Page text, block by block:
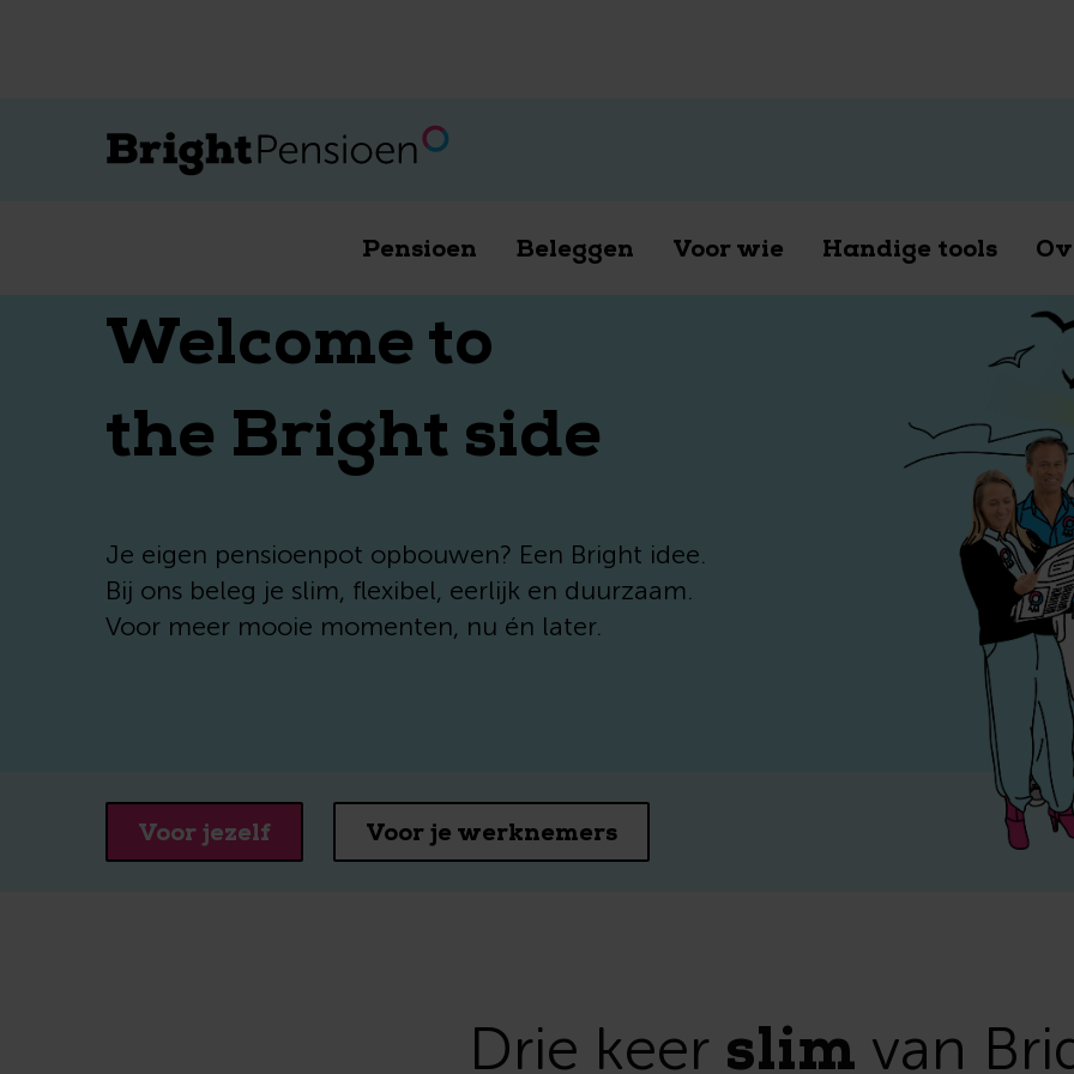
Pensioen Beleggen Voor wie Handige tools
Welcome to
the Bright side
Je eigen pensioenpot opbouwen? Een Bright idee.
Bij ons beleg je slim, flexibel, eerlijk en duurzaam.
Voor meer mooie momenten, nu én later.
Voor jezelf Voor je werknemers
Drie keer slim van